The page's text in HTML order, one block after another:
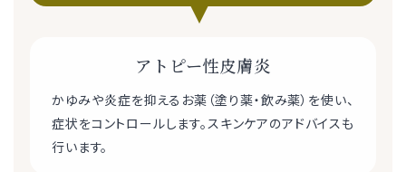
アトピー性皮膚炎
かゆみや炎症を抑えるお薬（塗り薬・飲み薬）を使い、
症状をコントロールします。スキンケアのアドバイスも
行います。